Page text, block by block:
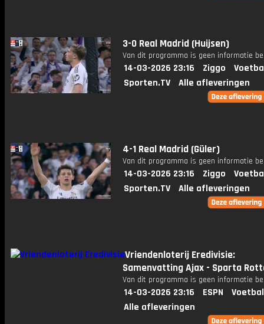
3-0 Real Madrid (Huijsen)
Van dit programma is geen informatie
14-03-2026 23:16 Ziggo
Sporten.TV
Alle afleveringen
4-1 Real Madrid (Güler)
Van dit programma is geen informatie
14-03-2026 23:16 Ziggo
Sporten.TV
Alle afleveringen
Vriendenloterij Eredivisie:
Samenvatting Ajax - Sparta
Van dit programma is geen informatie
14-03-2026 23:16 ESPN
Alle afleveringen